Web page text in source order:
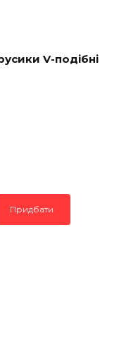
V-подібні
Придбати